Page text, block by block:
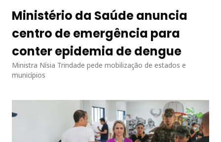
Ministério da Saúde anuncia
centro de emergência para
conter epidemia de dengue
Ministra Nísia Trindade pede mobilização de estados e
municípios